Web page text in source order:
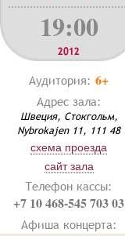
19:00
2012
Аудитория: 6+
Адрес зала:
Швеция, Стокгольм,
Nybrokajen 11, 111 48
схема проезда
сайт зала
Телефон кассы:
+7 10 468-545 703 03
Афиша концерта: